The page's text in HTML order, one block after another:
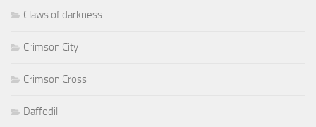
Claws of darkness
Crimson City
Crimson Cross
Daffodil